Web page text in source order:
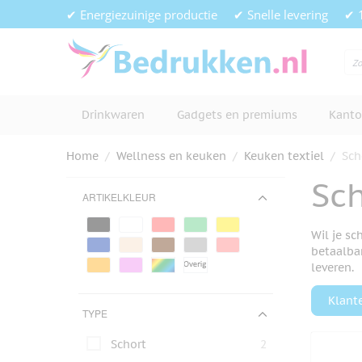
Ga naar de inhoud✔ Energiezuinige productie ✔ Snelle levering ✔
Drinkwaren Gadgets en premiums
Home / Wellness en keuken / Keuken textiel /
Wil je
leveren.
ARTIKELKLEUR
TYPE
Schort 2